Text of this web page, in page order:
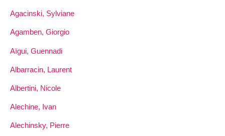
Agacinski, Sylviane
Agamben, Giorgio
Aïgui, Guennadi
Albarracin, Laurent
Albertini, Nicole
Alechine, Ivan
Alechinsky, Pierre